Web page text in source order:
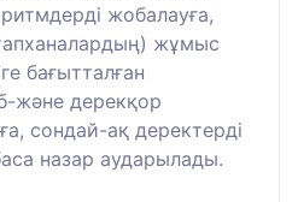
жобалауға,
жұмыс
бағытталған
және дерекқор
сондай-ақ деректерді
назар аударылады.